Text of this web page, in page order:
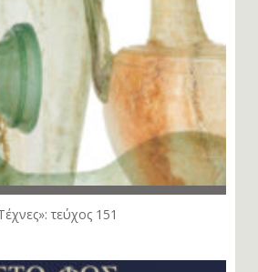
τεύχος 151